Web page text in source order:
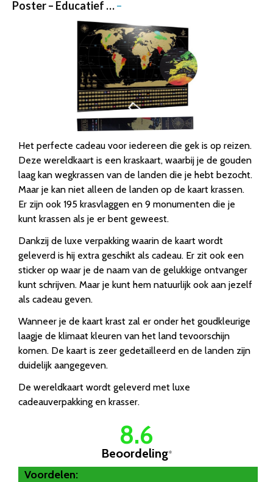
Poster – Educatief …–
Het perfecte cadeau voor iedereen die gek is op reizen.
Deze wereldkaart is een kraskaart, waarbij je de gouden
laag kan wegkrassen van de landen die je hebt bezocht.
Maar je kan niet alleen de landen op de kaart krassen.
Er zijn ook 195 krasvlaggen en 9 monumenten die je
kunt krassen als je er bent geweest.
Dankzij de luxe verpakking waarin de kaart wordt
geleverd is hij extra geschikt als cadeau. Er zit ook een
sticker op waar je de naam van de gelukkige ontvanger
kunt schrijven. Maar je kunt hem natuurlijk ook aan jezelf
als cadeau geven.
Wanneer je de kaart krast zal er onder het goudkleurige
laagje de klimaat kleuren van het land tevoorschijn
komen. De kaart is zeer gedetailleerd en de landen zijn
duidelijk aangegeven.
De wereldkaart wordt geleverd met luxe
cadeauverpakking en krasser.
8.6
Beoordeling*
Voordelen: